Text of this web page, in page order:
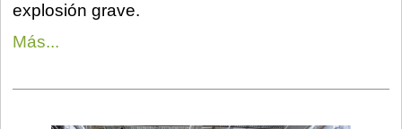
explosión grave.
Más...